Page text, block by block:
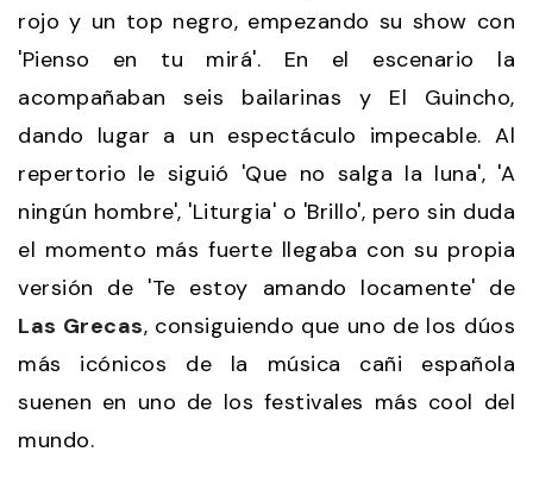
rojo y un top negro, empezando su show con
'Pienso en tu mirá'. En el escenario la
acompañaban seis bailarinas y El Guincho,
dando lugar a un espectáculo impecable. Al
repertorio le siguió 'Que no salga la luna', 'A
ningún hombre', 'Liturgia' o 'Brillo', pero sin duda
el momento más fuerte llegaba con su propia
versión de 'Te estoy amando locamente' de
Las Grecas, consiguiendo que uno de los dúos
más icónicos de la música cañi española
suenen en uno de los festivales más cool del
mundo.